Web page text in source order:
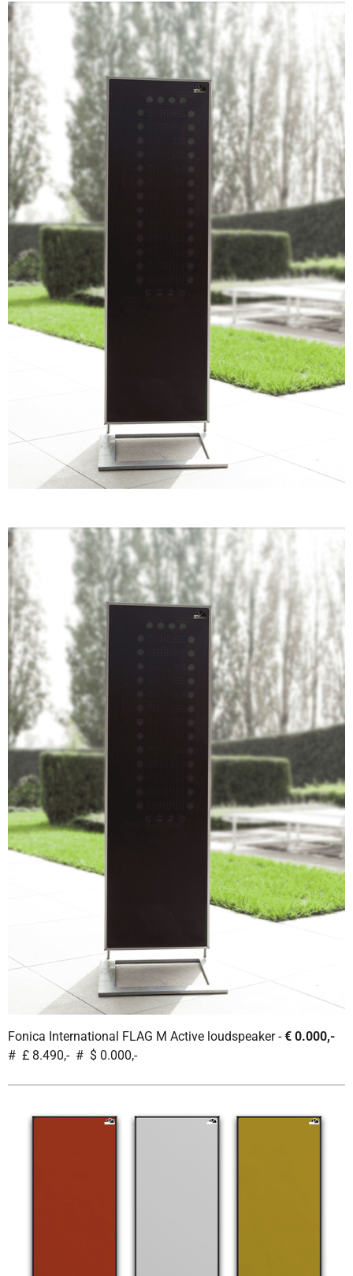
Fonica International FLAG M Active loudspeaker -€ 0.000,-
# £ 8.490,- # $ 0.000,-